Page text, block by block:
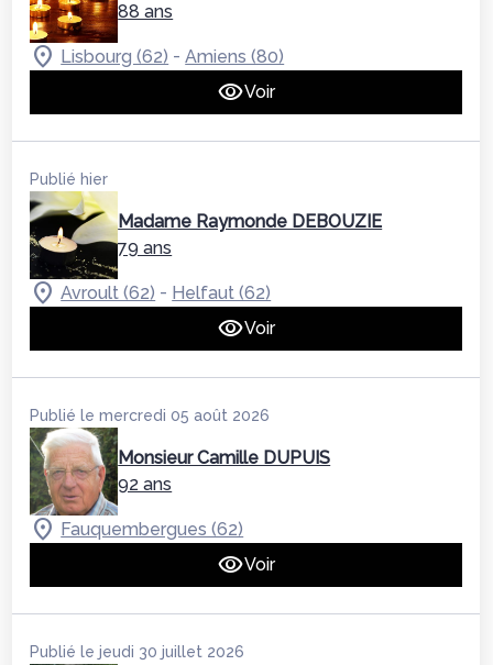
88 ans
Lisbourg (62) -Amiens (80)
Voir
Publié hier
Madame Raymonde DEBOUZIE
79 ans
Avroult (62) - Helfaut (62)
Voir
Publié le mercredi 05 août 2026
Monsieur Camille DUPUIS
92 ans
Fauquembergues (62)
Voir
Publié le jeudi 30 juillet 2026